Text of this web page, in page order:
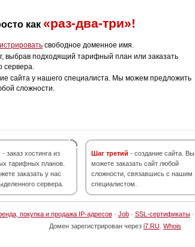
как «раз-два-три»!
свободное доменное имя.
выбрав подходящий тарифный план или заказать
сервера.
сайта у нашего специалиста. Мы можем предложить
сложности.
- заказ хостинга из
тарифных планов.
заказать у нас
сервера.
Шаг третий - создание сайта. Вы
можете заказать сайт любой
сложности, связавшись с нашим
специалистом.
покупка и продажа IP-адресов· Job· SSL-сертификаты·
Домен зарегистрирован через i7.RU Whois